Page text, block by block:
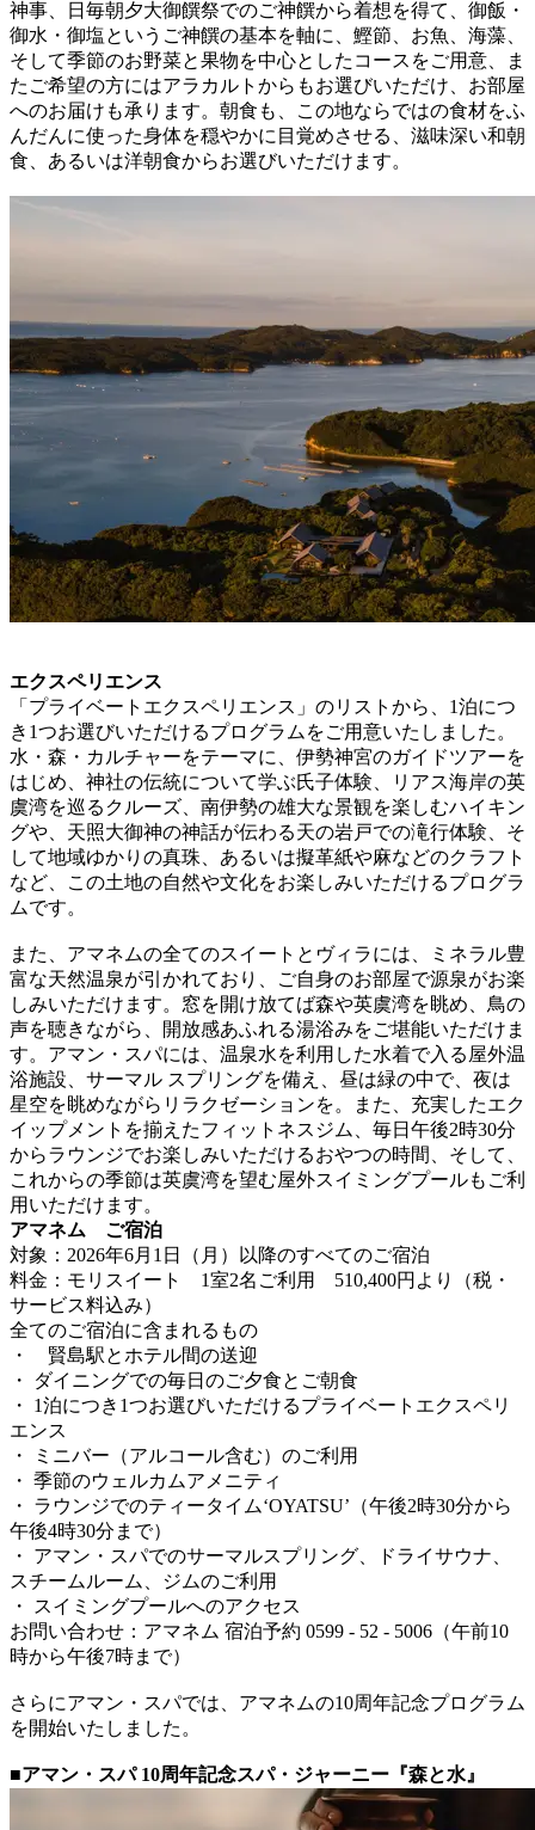
神事、日毎朝夕大御饌祭でのご神饌から着想を得て、御飯・
御水・御塩というご神饌の基本を軸に、鰹節、お魚、海藻、
そして季節のお野菜と果物を中心としたコースをご用意、ま
たご希望の方にはアラカルトからもお選びいただけ、お部屋
へのお届けも承ります。朝食も、この地ならではの食材をふ
んだんに使った身体を穏やかに目覚めさせる、滋味深い和朝
食、あるいは洋朝食からお選びいただけます。
エクスペリエンス
「プライベートエクスペリエンス」のリストから、1泊につ
き1つお選びいただけるプログラムをご用意いたしました。
水・森・カルチャーをテーマに、伊勢神宮のガイドツアーを
はじめ、神社の伝統について学ぶ氏子体験、リアス海岸の英
虞湾を巡るクルーズ、南伊勢の雄大な景観を楽しむハイキン
グや、天照大御神の神話が伝わる天の岩戸での滝行体験、そ
して地域ゆかりの真珠、あるいは擬革紙や麻などのクラフト
など、この土地の自然や文化をお楽しみいただけるプログラ
ムです。
また、アマネムの全てのスイートとヴィラには、ミネラル豊
富な天然温泉が引かれており、ご自身のお部屋で源泉がお楽
しみいただけます。窓を開け放てば森や英虞湾を眺め、鳥の
声を聴きながら、開放感あふれる湯浴みをご堪能いただけま
す。アマン・スパには、温泉水を利用した水着で入る屋外温
浴施設、サーマル スプリングを備え、昼は緑の中で、夜は
星空を眺めながらリラクゼーションを。また、充実したエク
イップメントを揃えたフィットネスジム、毎日午後2時30分
からラウンジでお楽しみいただけるおやつの時間、そして、
これからの季節は英虞湾を望む屋外スイミングプールもご利
用いただけます。
アマネム ご宿泊
対象：2026年6月1日（月）以降のすべてのご宿泊
料金：モリスイート 1室2名ご利用 510,400円より（税・
サービス料込み）
全てのご宿泊に含まれるもの
・ 賢島駅とホテル間の送迎
・ ダイニングでの毎日のご夕食とご朝食
・ 1泊につき1つお選びいただけるプライベートエクスペリ
エンス
・ ミニバー（アルコール含む）のご利用
・ 季節のウェルカムアメニティ
・ ラウンジでのティータイム‘OYATSU’（午後2時30分から
午後4時30分まで）
・ アマン・スパでのサーマルスプリング、ドライサウナ、
スチームルーム、ジムのご利用
・ スイミングプールへのアクセス
お問い合わせ：アマネム 宿泊予約 0599 - 52 - 5006（午前10
時から午後7時まで）
さらにアマン・スパでは、アマネムの10周年記念プログラム
を開始いたしました。
■アマン・スパ 10周年記念スパ・ジャーニー『森と水』